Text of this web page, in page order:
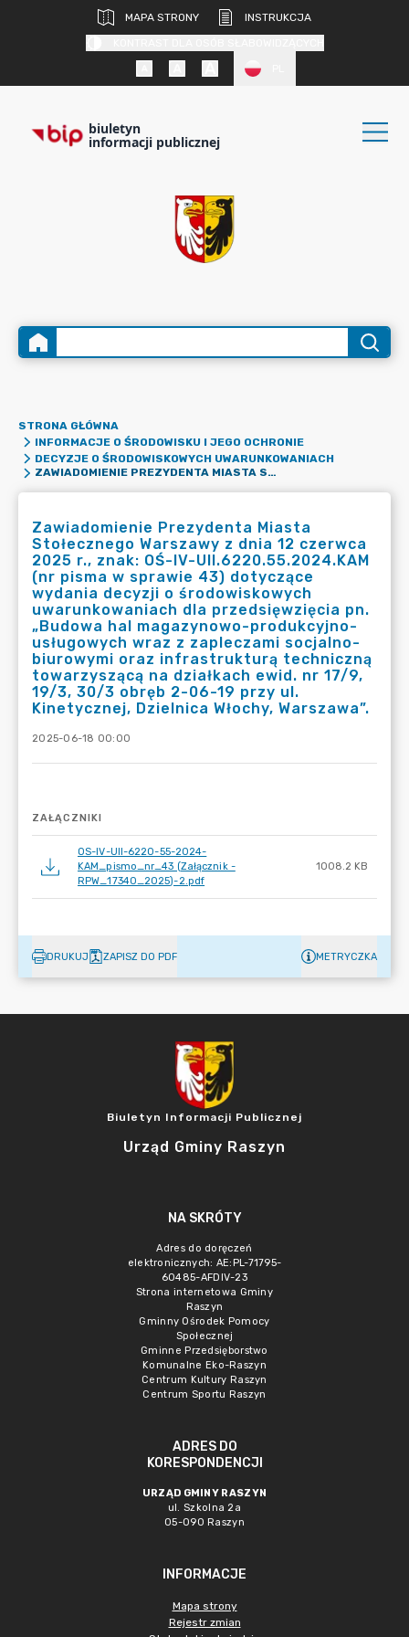
MAPA STRONY
INSTRUKCJA
biuletyn
informacji publicznej
STRONA GŁÓWNA
INFORMACJE O ŚRODOWISKU I JEGO OCHRONIE
DECYZJE O ŚRODOWISKOWYCH UWARUNKOWANIACH
ZAWIADOMIENIE PREZYDENTA MIASTA STOŁECZNEGO WARSZAWY Z DNIA 12 CZERWCA 2025 R., ZNAK: OŚ-IV-UII.6220.55.2024.KAM (NR PISMA W SPRAWIE 43) DOTYCZĄCE WYDANIA DECYZJI O ŚRODOWISKOWYCH UWARUNKOWANIACH DLA PRZEDSIĘWZIĘCIA PN. „BUDOWA HAL MAGAZYNOWO-PRODUKCYJNO-USŁUGOWYCH WRAZ Z ZAPLECZAMI SOCJALNO-BIUROWYMI ORAZ INFRASTRUKTURĄ TECHNICZNĄ TOWARZYSZĄCĄ NA DZIAŁKACH EWID. NR 17/9, 19/3, 30/3 OBRĘB 2-06-19 PRZY UL. KINETYCZNEJ, DZIELNICA WŁOCHY, WARSZAWA”.
Zawiadomienie Prezydenta Miasta
Stołecznego Warszawy z dnia 12 czerwca
2025 r., znak: OŚ-IV-UII.6220.55.2024.KAM
(nr pisma w sprawie 43) dotyczące
wydania decyzji o środowiskowych
uwarunkowaniach dla przedsięwzięcia pn.
„Budowa hal magazynowo-produkcyjno-
usługowych wraz z zapleczami socjalno-
biurowymi oraz infrastrukturą techniczną
towarzyszącą na działkach ewid. nr 17/9,
19/3, 30/3 obręb 2-06-19 przy ul.
Kinetycznej, Dzielnica Włochy, Warszawa”.
2025-06-18 00:00
ZAŁĄCZNIKI
OS-IV-UII-6220-55-2024-
KAM_pismo_nr_43 (Załącznik -
RPW_17340_2025)-2.pdf
1008.2 KB
DRUKUJ ZAPISZ DO PDF METRYCZKA
Biuletyn Informacji Publicznej
Urząd Gminy Raszyn
NA SKRÓTY
Adres do doręczeń
elektronicznych: AE:PL-71795-
60485-AFDIV-23
Strona internetowa Gminy
Raszyn
Gminny Ośrodek Pomocy
Społecznej
Gminne Przedsięborstwo
Komunalne Eko-Raszyn
Centrum Kultury Raszyn
Centrum Sportu Raszyn
ADRES DO
KORESPONDENCJI
URZĄD GMINY RASZYN
ul. Szkolna 2a
05-090 Raszyn
INFORMACJE
Mapa strony
Rejestr zmian